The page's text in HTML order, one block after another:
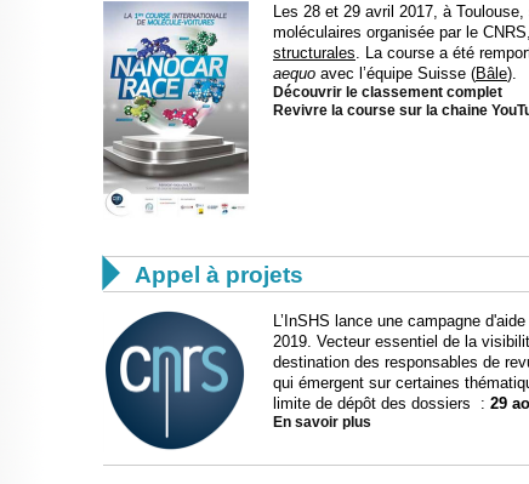
Les 28 et 29 avril 2017, à
moléculaires organisée par le
structurales . La course a été
aequo avec l’équipe Suisse (Bâle).
Découvrir le classement complet
Revivre la course sur la chaine
 Appel à projets
L’InSHS lance une campagne
2019. Vecteur essentiel de la
destination des responsables de
qui émergent sur certaines
limite de dépôt des dossiers : 29
En savoir plus